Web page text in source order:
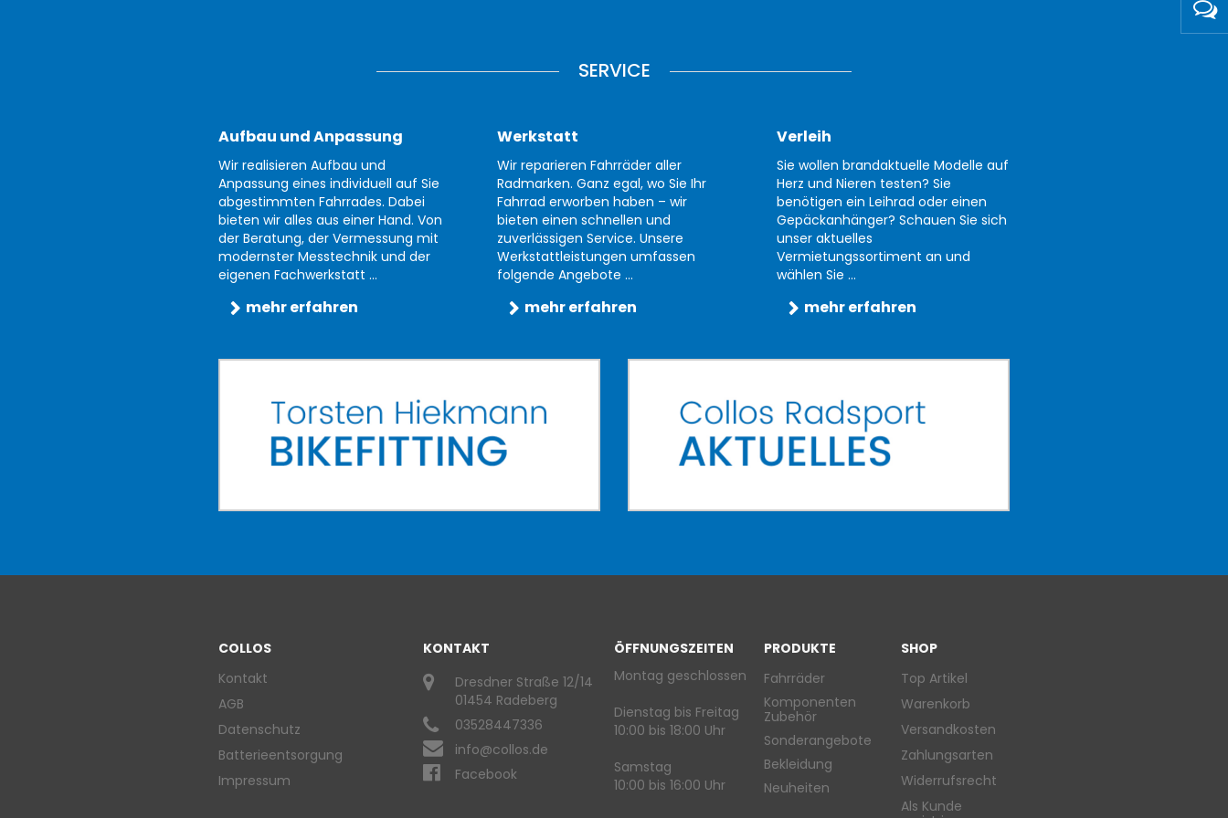
SERVICE
Aufbau und Anpassung
Wir realisieren Aufbau und
Anpassung eines individuell auf Sie
abgestimmten Fahrrades. Dabei
bieten wir alles aus einer Hand. Von
der Beratung, der Vermessung mit
modernster Messtechnik und der
eigenen Fachwerkstatt ...
mehr erfahren
Werkstatt
Wir reparieren Fahrräder aller
Radmarken. Ganz egal, wo Sie Ihr
Fahrrad erworben haben – wir
bieten einen schnellen und
zuverlässigen Service. Unsere
Werkstattleistungen umfassen
folgende Angebote ...
mehr erfahren
Verleih
Sie wollen brandaktuelle Modelle auf
Herz und Nieren testen? Sie
benötigen ein Leihrad oder einen
Gepäckanhänger? Schauen Sie sich
unser aktuelles
Vermietungssortiment an und
wählen Sie ...
mehr erfahren
COLLOS
Kontakt
AGB
Datenschutz
Batterieentsorgung
Impressum
KONTAKT
Dresdner Straße 12/14
01454 Radeberg
03528447336
info@collos.de
Facebook
ÖFFNUNGSZEITEN
Montag geschlossen
Dienstag bis Freitag
10:00 bis 18:00 Uhr
Samstag
10:00 bis 16:00 Uhr
PRODUKTE
Fahrräder
Komponenten
Zubehör
Sonderangebote
Bekleidung
Neuheiten
SHOP
Top Artikel
Warenkorb
Versandkosten
Zahlungsarten
Widerrufsrecht
Als Kunde